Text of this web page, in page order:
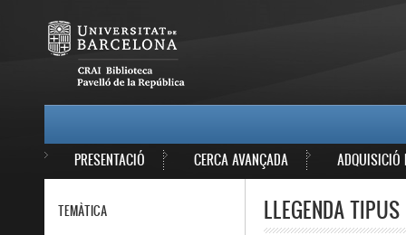
PRESENTACIÓ CERCA AVANÇADA ADQUISICIÓ
LLEGENDA
TEMÀTICA